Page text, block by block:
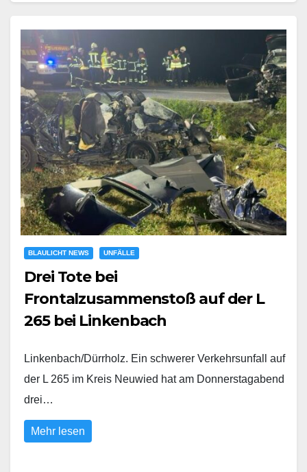
BLAULICHT NEWS UNFÄLLE
Drei Tote bei
Frontalzusammenstoß auf der L
265 bei Linkenbach
Linkenbach/Dürrholz. Ein schwerer Verkehrsunfall auf
der L 265 im Kreis Neuwied hat am Donnerstagabend
drei…
Mehr lesen